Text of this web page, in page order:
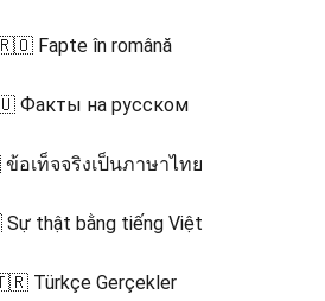
Fapte în română
Факты на русском
เท็จจริงเป็นภาษาไทย
thật bằng tiếng Việt
Türkçe Gerçekler